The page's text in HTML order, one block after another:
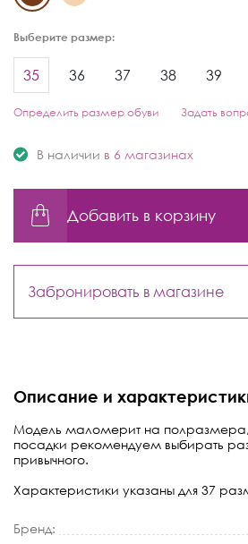
Выберите размер:
35 36 37 38 39
Определить размер обуви Задать
В наличии в 6 магазинах
Добавить в корзину
Забронировать в магазине
Описание и
Модель маломерит на
посадки рекомендуем выбирать
привычного.
Характеристики указаны для 37
Бренд: